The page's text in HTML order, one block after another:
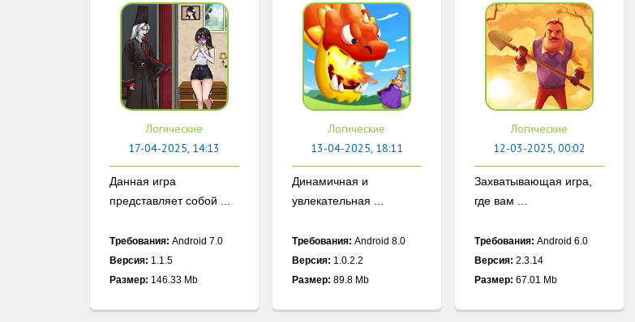
Логические
17-04-2025, 14:13
Данная игра
представляет собой ...
Требования: Android 7.0
Версия: 1.1.5
Размер: 146.33 Mb
Логические
13-04-2025, 18:11
Динамичная и
увлекательная ...
Требования: Android 8.0
Версия: 1.0.2.2
Размер: 89.8 Mb
Логические
12-03-2025, 00:02
Захватывающая игра,
где вам ...
Требования: Android 6.0
Версия: 2.3.14
Размер: 67.01 Mb